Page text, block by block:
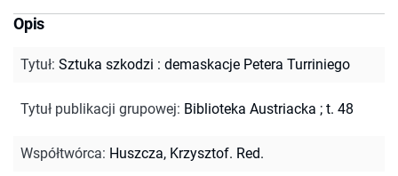
Opis
Tytuł: Sztuka szkodzi : demaskacje Petera Turriniego
Tytuł publikacji grupowej: Biblioteka Austriacka ; t. 48
Współtwórca: Huszcza, Krzysztof. Red.